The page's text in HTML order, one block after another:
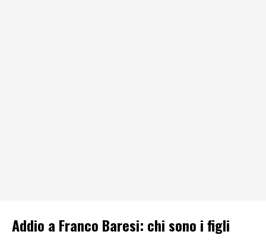
Addio a Franco Baresi: chi sono i figli